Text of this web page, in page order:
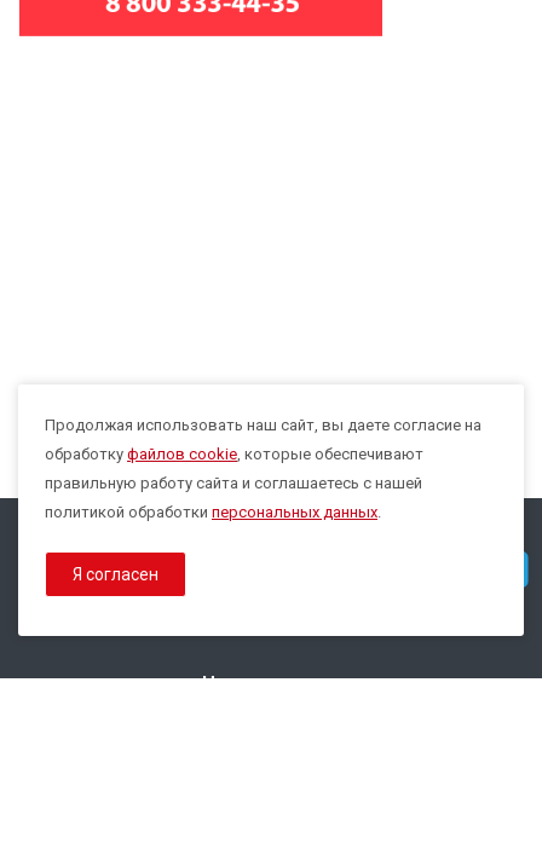
Max
Продолжая использовать наш сайт, вы даете согласие на
обработку файлов cookie, которые обеспечивают
правильную работу сайта и соглашаетесь с нашей
политикой обработки персональных данных.
Я согласен
© 2026 Все права защищены.
Наши контакты